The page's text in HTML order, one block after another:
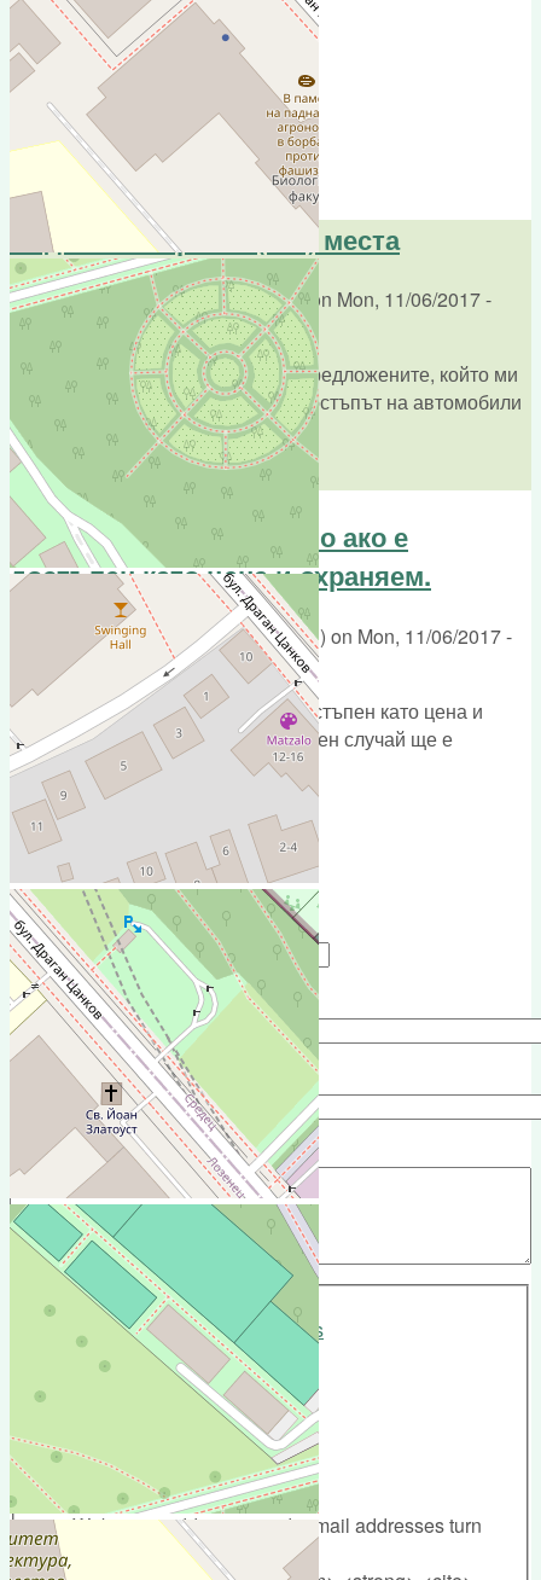
Add new comment
Comments
Подземен паркинг (400) места
Submitted by Паунов (not verified)on Mon, 11/06/2017 -
12:51
Този паркинг е единственият от предложените, който ми
се струва приемлив. Като цяло, достъпът на автомобили
в парка трябва да бъде забранен!
reply
Подземен паркинг - само ако е
достъпен като цена и охраняем.
Submitted byБорислав (not verified) on Mon, 11/06/2017 -
Подземен паркинг - само ако е достъпен като цена и
охраняем (жива охрана), в противен случай ще е
безмислено харчене на пари.
reply
Add new comment
Your name
e-mail
Subject
Comment*
More information about text formats
Text format
Filtered HTML
Web page addresses and e-mail addresses turn
into links automatically.